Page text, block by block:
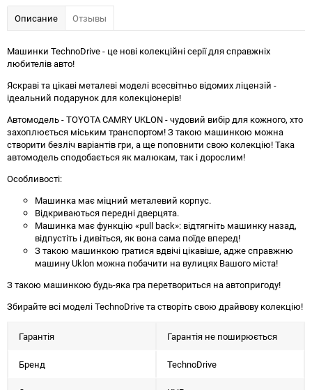
Описание Отзывы
Машинки TechnoDrive - це нові колекційні серії для справжніх
любителів авто!
Яскраві та цікаві металеві моделі всесвітньо відомих ліцензій -
ідеальний подарунок для колекціонерів!
Автомодель - TOYOTA CAMRY UKLON - чудовий вибір для кожного, хто
захоплюється міським транспортом! З такою машинкою можна
створити безліч варіантів гри, а ще поповнити свою колекцію! Така
автомодель сподобається як малюкам, так і дорослим!
Особливості:
Машинка має міцний металевий корпус.
Відкриваються передні дверцята.
Машинка має функцію «pull back»: відтягніть машинку назад,
відпустіть і дивіться, як вона сама поїде вперед!
З такою машинкою гратися вдвічі цікавіше, адже справжню
машину Uklon можна побачити на вулицях Вашого міста!
З такою машинкою будь-яка гра перетвориться на автопригоду!
Збирайте всі моделі TechnoDrive та створіть свою драйвову колекцію!
Гарантія Гарантія не поширюється
Бренд TechnoDrive